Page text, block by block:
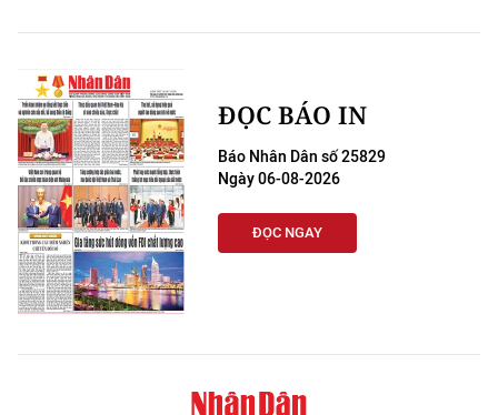
ĐỌC BÁO IN
Báo Nhân Dân số 25829
Ngày 06-08-2026
ĐỌC NGAY